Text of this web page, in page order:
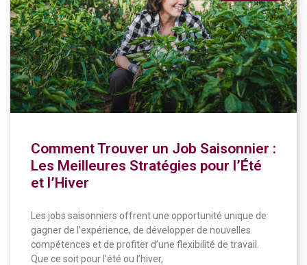
Comment Trouver un Job Saisonnier :
Les Meilleures Stratégies pour l’Été
et l’Hiver
Les jobs saisonniers offrent une opportunité unique de
gagner de l’expérience, de développer de nouvelles
compétences et de profiter d’une flexibilité de travail.
Que ce soit pour l’été ou l’hiver,